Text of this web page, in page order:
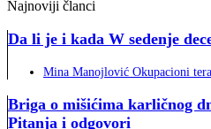
Najnoviji članci
Da li je i kada W sedenje
Mina Manojlović Okupacioni
Briga o mišićima karličnog
Pitanja i odgovori